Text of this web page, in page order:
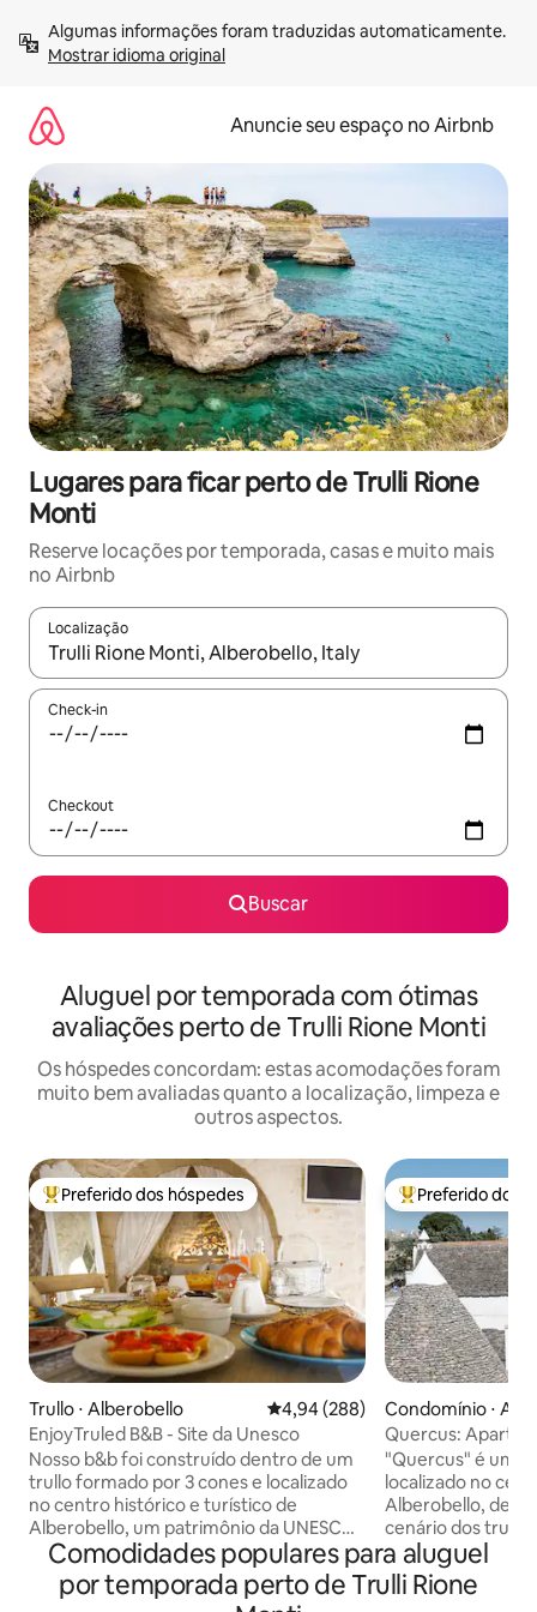
para
Mostrar idioma original
Anuncie seu espaço no Airbnb
Lugares para ficar perto de Trulli Rione
Monti
Reserve locações por temporada, casas e muito mais
no Airbnb
Localização
Quando os resultados estiverem disponíveis, explore-os
Check-in
Checkout
Buscar
Aluguel por temporada com ótimas
avaliações perto de Trulli Rione Monti
Os hóspedes concordam: estas acomodações foram
muito bem avaliadas quanto a localização, limpeza e
outros aspectos.
Entre os melhores preferidos dos hóspedes
Preferido dos hóspedes
Trullo ⋅ Alberobello 4,94 de uma avaliação média de
4,94 (288)
EnjoyTruled B&B - Site da Unesco
Nosso b&b foi construído dentro de um
trullo formado por 3 cones e localizado
no centro histórico e turístico de
Alberobello, um patrimônio da UNESCO.
O trullo foi recentemente renovado
respeitando todas as características
históricas e arquitetônicas da estrutura
Entre os
Preferido dos
Condomínio ⋅
Quercus:
"Quercus" é um
localizado no
Alberobello,
cenário dos trulli
locais, patrimônio
apartamento é
quartos de casal,
Comodidades populares para aluguel
por temporada perto de Trulli Rione